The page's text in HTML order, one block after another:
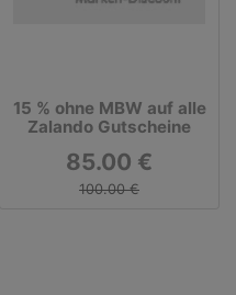
15 % ohne MBW auf alle
Zalando Gutscheine
85.00 €
100.00 €